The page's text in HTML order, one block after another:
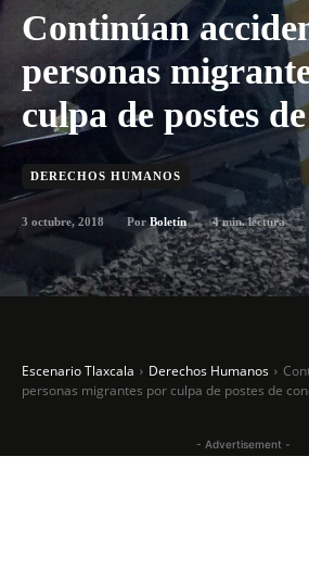
Continúan
personas
culpa de postes
DERECHOS HUMANOS
3 octubre, 2018 Por Boletín 4min. lectura
Escenario Tlaxcala Derechos Humanos
personas migrantes por culpa de postes de
- Advertisement -